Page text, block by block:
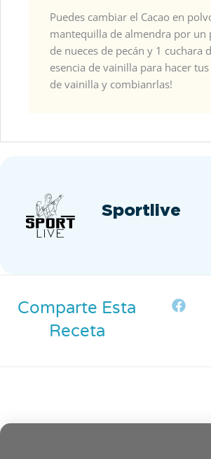
Puedes cambiar el Cacao en
mantequilla de almendra por un
de nueces de pecán y 1 cuchara
esencia de vainilla para hacer
de vainilla y combianrlas!
Sportlive
Comparte Esta
Receta